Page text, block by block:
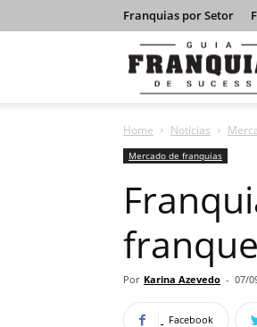
Franquias por Setor
Home Notícias
Mercado de franquias
Por Karina Azevedo - 07/
Facebook